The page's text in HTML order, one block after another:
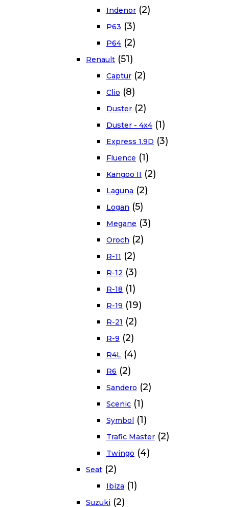
Indenor (2)
P63 (3)
P64 (2)
Renault (51)
Captur (2)
Clio (8)
Duster (2)
Duster - 4x4 (1)
Express 1.9D (3)
Fluence (1)
Kangoo II (2)
Laguna (2)
Logan (5)
Megane (3)
Oroch (2)
R-11 (2)
R-12 (3)
R-18 (1)
R-19 (19)
R-21 (2)
R-9 (2)
R4L (4)
R6 (2)
Sandero (2)
Scenic (1)
Symbol (1)
Trafic Master (2)
Twingo (4)
Seat (2)
Ibiza (1)
Suzuki (2)